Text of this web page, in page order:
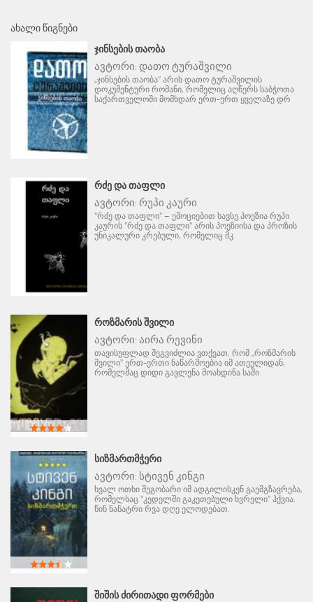
ᲐᲮᲐᲚᲘ ᲬᲘᲒᲜᲔᲑᲘ
ᲯᲘᲜᲡᲔᲑᲘᲡ ᲗᲐᲝᲑᲐ
ავტორი: დათო ტურაშვილი
„ჯინსების თაობა“ არის დათო ტურაშვილის
დოკუმენტური რომანი, რომელიც აღწერს საბჭოთა
საქართველოში მომხდარ ერთ-ერთ ყველაზე დრ
ᲠᲫᲔ ᲓᲐ ᲗᲐᲤᲚᲘ
ავტორი: რუპი კაური
"რძე და თაფლი" – ემოციებით სავსე პოეზია რუპი
კაურის "რძე და თაფლი" არის პოეზიისა და პროზის
უნიკალური კრებული, რომელიც მკ
ᲠᲝᲖᲛᲐᲠᲘᲡ ᲨᲕᲘᲚᲘ
ავტორი: აირა რევინი
თავისუფლად შეგვიძლია ვთქვათ, რომ „როზმარის
შვილი" ერთ-ერთი ნაწარმოებია იმ ათეულიდან,
რომელმაც დიდი გავლენა მოახდინა საში
ᲡᲘᲖᲛᲐᲠᲗᲛᲭᲔᲠᲘ
ავტორი: სტივენ კინგი
ხვალ ოთხი მეგობარი იმ ადგილისკენ გაემგზავრება,
რომელსაც "კედელში გაკეთებული ხვრელი" ჰქვია.
წინ ნანატრი რვა დღე ელოდებათ.
ᲨᲘᲨᲘᲡ ᲫᲘᲠᲘᲗᲐᲓᲘ ᲤᲝᲠᲛᲔᲑᲘ